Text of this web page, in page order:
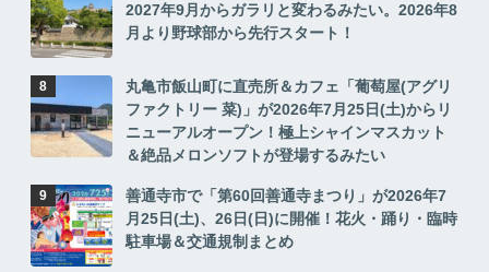
2027年9月からガラリと変わるみたい。2026年8
月より野球部から先行スタート！
丸亀市飯山町に直売所＆カフェ「葡萄屋(アグリ
ファクトリー 菜)」が2026年7月25日(土)からリ
ニューアルオープン！極上シャインマスカット
＆絶品メロンソフトが登場するみたい
善通寺市で「第60回善通寺まつり」が2026年7
月25日(土)、26日(日)に開催！花火・踊り・臨時
駐車場＆交通規制まとめ